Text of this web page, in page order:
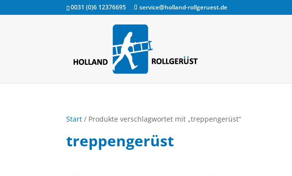
0031 (0)6 12376695 service@holland-rollgeruest.de
Start / Produkte verschlagwortet mit „treppengerüst“
treppengerüst